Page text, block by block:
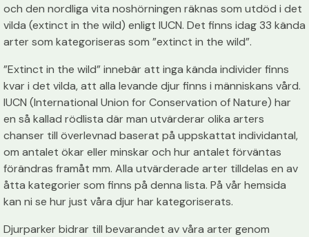
och den nordliga vita noshörningen räknas som utdöd i det
vilda (extinct in the wild) enligt IUCN. Det finns idag 33 kända
arter som kategoriseras som ”extinct in the wild”.
”Extinct in the wild” innebär att inga kända individer finns
kvar i det vilda, att alla levande djur finns i människans vård.
IUCN (International Union for Conservation of Nature) har
en så kallad rödlista där man utvärderar olika arters
chanser till överlevnad baserat på uppskattat individantal,
om antalet ökar eller minskar och hur antalet förväntas
förändras framåt mm. Alla utvärderade arter tilldelas en av
åtta kategorier som finns på denna lista. På vår hemsida
kan ni se hur just våra djur har kategoriserats.
Djurparker bidrar till bevarandet av våra arter genom